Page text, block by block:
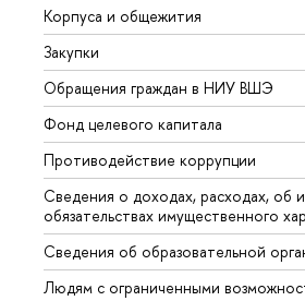
Корпуса и общежития
Закупки
Обращения граждан в НИУ ВШЭ
Фонд целевого капитала
Противодействие коррупции
Сведения о доходах, расходах, об
обязательствах имущественного
Сведения об образовательной
Людям с ограниченными